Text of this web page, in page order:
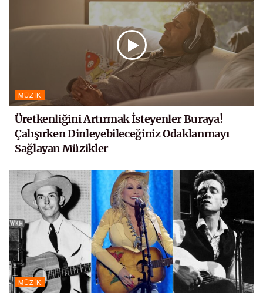
MÜZIK
Üretkenliğini Artırmak İsteyenler Buraya!
Çalışırken Dinleyebileceğiniz Odaklanmayı
Sağlayan Müzikler
MÜZIK